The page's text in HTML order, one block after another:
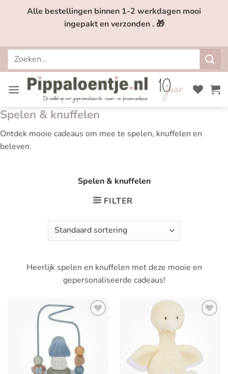
Alle bestellingen binnen 1-2 werkdagen mooi
ingepakt en verzonden . 🎁
Zoeken
Spelen & knuffelen
Ontdek mooie cadeaus om mee te spelen, knuffelen en
beleven.
Spelen & knuffelen
FILTER
Heerlijk spelen en knuffelen met deze mooie en
gepersonaliseerde cadeaus!
Toevoegen
verlanglijst